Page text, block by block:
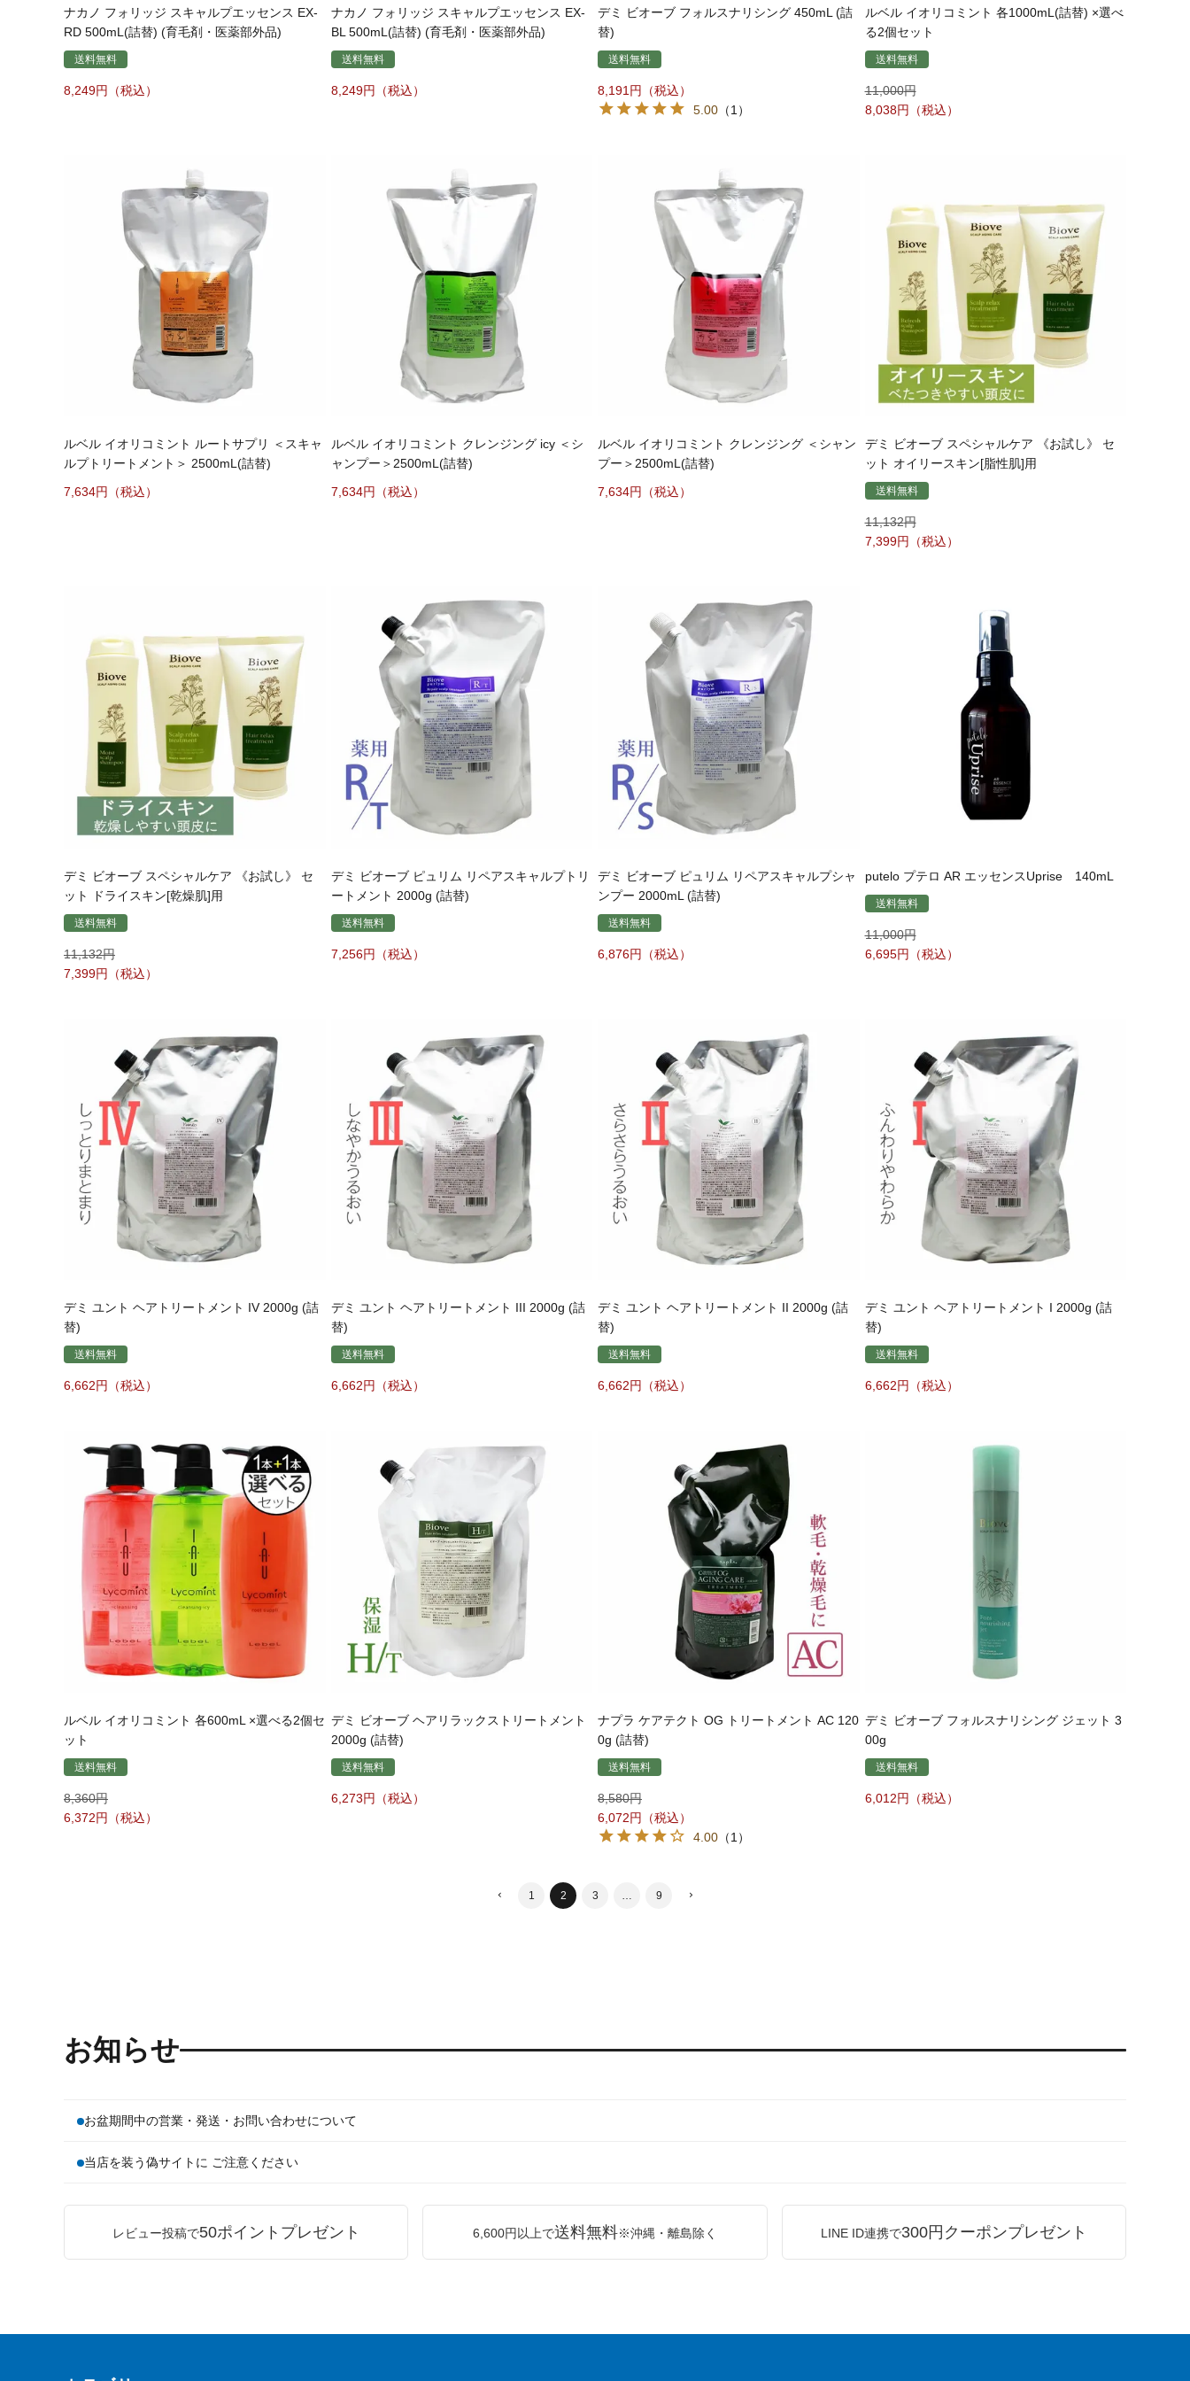
ナカノ フォリッジ スキャルプエッセンス EX-
RD 500mL(詰替) (育毛剤・医薬部外品)
送料無料
8,249
ナカノ フォリッジ スキャルプエッセンス EX-
BL 500mL(詰替) (育毛剤・医薬部外品)
送料無料
8,249
デミ ビオーブ フォルスナリシング 450mL (詰
替)
送料無料
8,191
5.00 （1）
ルベル イオリコミント 各1000mL(詰替) ×選べ
る2個セット
送料無料
11,000
8,038
ルベル イオリコミント ルートサプリ ＜スキャ
ルプトリートメント＞ 2500mL(詰替)
7,634
ルベル イオリコミント クレンジング icy ＜シ
ャンプー＞2500mL(詰替)
7,634
ルベル イオリコミント クレンジング ＜シャン
プー＞2500mL(詰替)
7,634
デミ ビオーブ スペシャルケア 《お試し》 セ
ット オイリースキン[脂性肌]用
送料無料
11,132
7,399
デミ ビオーブ スペシャルケア 《お試し》 セ
ット ドライスキン[乾燥肌]用
送料無料
11,132
7,399
デミ ビオーブ ピュリム リペアスキャルプトリ
ートメント 2000g (詰替)
送料無料
7,256
デミ ビオーブ ピュリム リペアスキャルプシャ
ンプー 2000mL (詰替)
送料無料
6,876
putelo プテロ AR エッセンスUprise 140mL
送料無料
11,000
6,695
デミ ユント ヘアトリートメント IV 2000g (詰
替)
送料無料
6,662
デミ ユント ヘアトリートメント III 2000g (詰
替)
送料無料
6,662
デミ ユント ヘアトリートメント II 2000g (詰
替)
送料無料
6,662
デミ ユント ヘアトリートメント I 2000g (詰
替)
送料無料
6,662
ルベル イオリコミント 各600mL ×選べる2個セ
ット
送料無料
8,360
6,372
デミ ビオーブ ヘアリラックストリートメント
2000g (詰替)
送料無料
6,273
ナプラ ケアテクト OG トリートメント AC 120
0g (詰替)
送料無料
8,580
6,072
4.00 （1）
デミ ビオーブ フォルスナリシング ジェット 3
00g
送料無料
6,012
1 2 3 9
お知らせ
お盆期間中の営業・発送・お問い合わせについて
当店を装う偽サイトに ご注意ください
レビュー投稿で50ポイントプレゼント 6,600円以上で送料無料※沖縄・離島除く LINE ID連携で300円クーポンプレゼント